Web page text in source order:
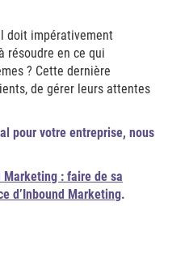
doit impérativement
résoudre en ce qui
? Cette dernière
de gérer leurs attentes
pour votre entreprise, nous
Marketing : faire de sa
d’Inbound Marketing.